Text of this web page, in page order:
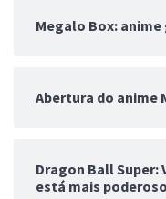
Megalo Box:
Abertura do anime
Dragon Ball Super:
está mais